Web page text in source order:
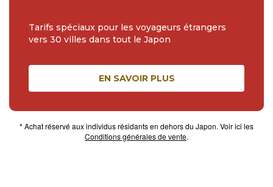
Tarifs spéciaux pour les voyageurs étrangers
vers 30 villes dans tout le Japon
EN SAVOIR PLUS
* Achat réservé aux individus résidants en dehors du Japon. Voir ici les
Conditions générales de vente.